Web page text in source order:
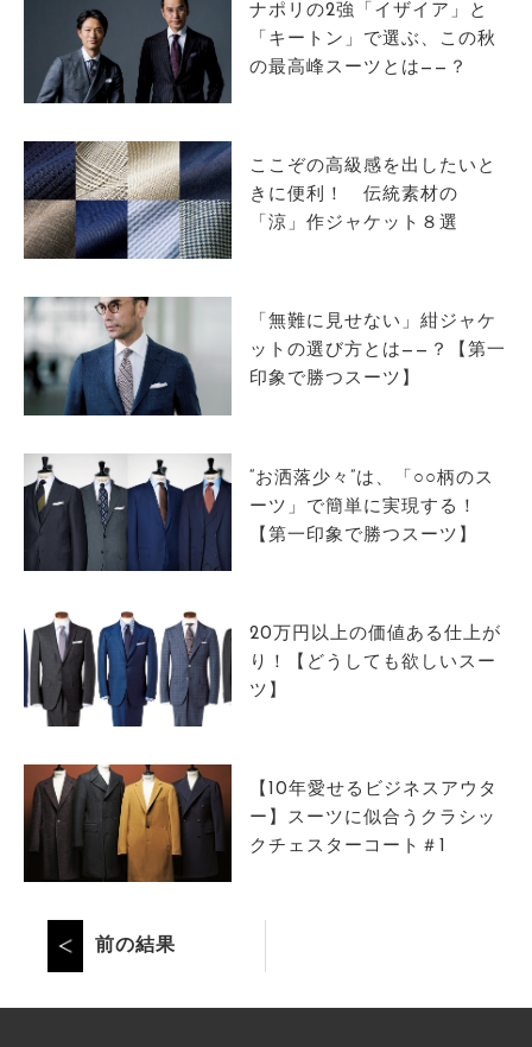
ナポリの2強「イザイア」と
「キートン」で選ぶ、この秋
の最高峰スーツとは——？
ここぞの高級感を出したいと
きに便利！ 伝統素材の
「涼」作ジャケット８選
「無難に見せない」紺ジャケ
ットの選び方とは——？【第一
印象で勝つスーツ】
“お洒落少々”は、「○○柄のス
ーツ」で簡単に実現する！
【第一印象で勝つスーツ】
20万円以上の価値ある仕上が
り！【どうしても欲しいスー
ツ】
【10年愛せるビジネスアウタ
ー】スーツに似合うクラシッ
クチェスターコート＃1
前の結果